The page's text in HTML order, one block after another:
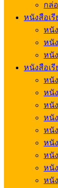
กล่
หนังสือเ
หนั
หนั
หนั
หนังสือเ
หนั
หนั
หนั
หนั
หนั
หนั
หนั
หนั
หนั